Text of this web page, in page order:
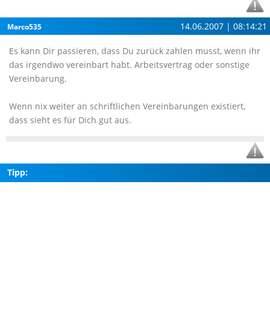
Marco535 14.06.2007 | 08:14:21
Es kann Dir passieren, dass Du zurück zahlen musst, wenn ihr
das irgendwo vereinbart habt. Arbeitsvertrag oder sonstige
Vereinbarung.
Wenn nix weiter an schriftlichen Vereinbarungen existiert,
dass sieht es für Dich gut aus.
Tipp: